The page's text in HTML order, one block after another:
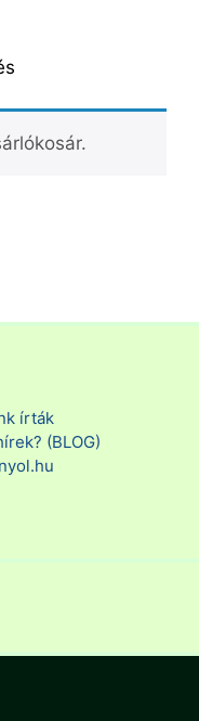
írták
(BLOG)